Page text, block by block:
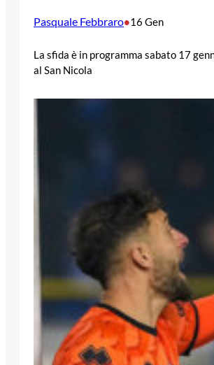
Pasquale Febbraro•16 Gen
La sfida è in programma sabato 17
al San Nicola